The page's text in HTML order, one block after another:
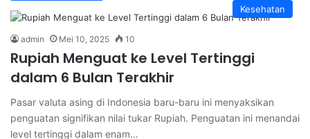
Kesehatan
admin Mei 10, 2025 10
Rupiah Menguat ke Level Tertinggi
dalam 6 Bulan Terakhir
Pasar valuta asing di Indonesia baru-baru ini menyaksikan
penguatan signifikan nilai tukar Rupiah. Penguatan ini menandai
level tertinggi dalam enam…